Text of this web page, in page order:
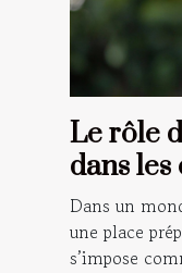
Le rôle
dans les
Dans un
une place
s’impose